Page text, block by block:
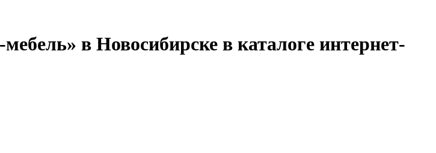
в Новосибирске в каталоге интернет-